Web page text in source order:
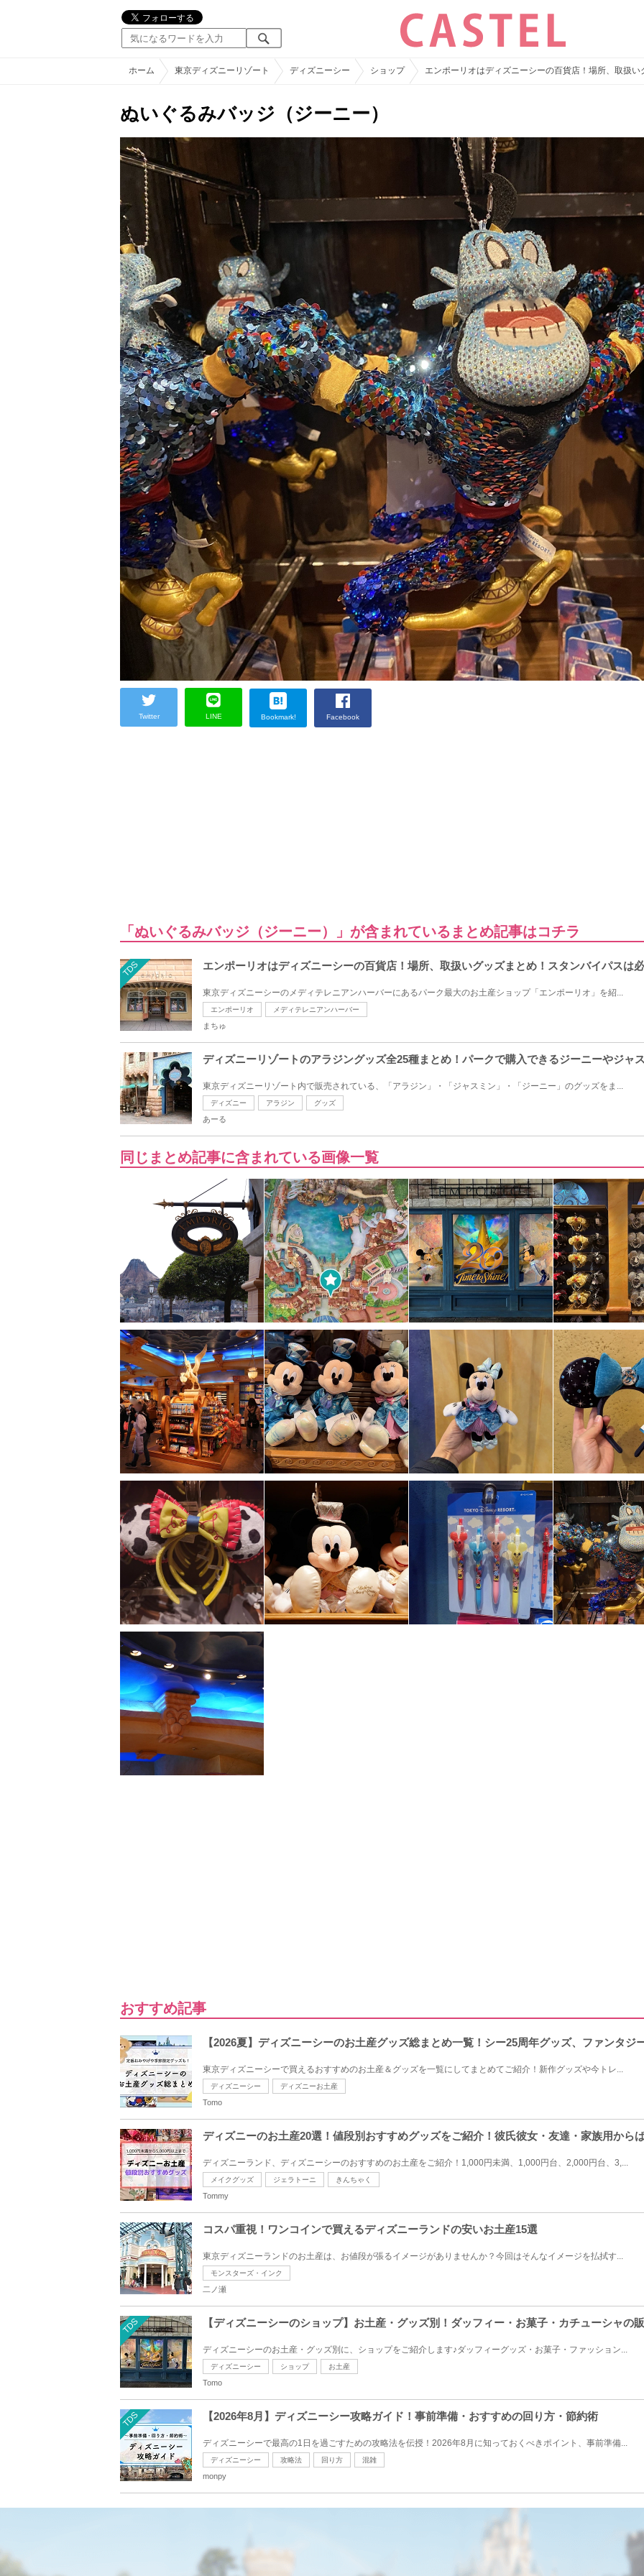
ホーム 東京ディズニーリゾート ディズニーシー ショップ エンポーリオはディズニーシーの百貨店！場所、取扱
ぬいぐるみバッジ（ジーニー）
Twitter LINE Bookmark! Facebook
「ぬいぐるみバッジ（ジーニー）」が含まれているまとめ記事はコチラ
TDS エンポーリオはディズニーシーの百貨店！場所、取扱いグッズまとめ！スタンバイパスは
東京ディズニーシーのメディテレニアンハーバーにあるパーク最大のお土産ショップ「エンポーリオ」を紹...
エンポーリオ メディテレニアンハーバー
まちゅ
ディズニーリゾートのアラジングッズ全25種まとめ！パークで購入できるジーニーやジャ
東京ディズニーリゾート内で販売されている、「アラジン」・「ジャスミン」・「ジーニー」のグッズをま...
ディズニー アラジン グッズ
あーる
同じまとめ記事に含まれている画像一覧
おすすめ記事
【2026夏】ディズニーシーのお土産グッズ総まとめ一覧！シー25周年グッズ、ファンタジ
東京ディズニーシーで買えるおすすめのお土産＆グッズを一覧にしてまとめてご紹介！新作グッズや今トレ...
ディズニーシー ディズニーお土産
Tomo
ディズニーのお土産20選！値段別おすすめグッズをご紹介！彼氏彼女・友達・家族用から
ディズニーランド、ディズニーシーのおすすめのお土産をご紹介！1,000円未満、1,000円台、2,000円台、3,...
メイクグッズ ジェラトーニ きんちゃく
Tommy
コスパ重視！ワンコインで買えるディズニーランドの安いお土産15選
東京ディズニーランドのお土産は、お値段が張るイメージがありませんか？今回はそんなイメージを払拭す...
モンスターズ・インク
二ノ瀬
TDS 【ディズニーシーのショップ】お土産・グッズ別！ダッフィー・お菓子・カチューシャの
ディズニーシーのお土産・グッズ別に、ショップをご紹介します♪ダッフィーグッズ・お菓子・ファッション...
ディズニーシー ショップ お土産
Tomo
TDS 【2026年8月】ディズニーシー攻略ガイド！事前準備・おすすめの回り方・節約術
ディズニーシーで最高の1日を過ごすための攻略法を伝授！2026年8月に知っておくべきポイント、事前準備...
ディズニーシー 攻略法 回り方 混雑
monpy